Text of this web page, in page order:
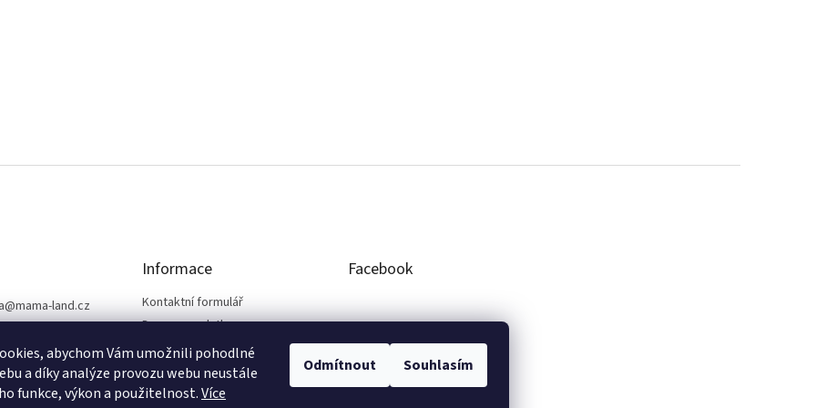
abychom Vám umožnili pohodlné
a díky analýze provozu webu neustále
funkce, výkon a použitelnost.Více
Odmítnout Souhlasím
@mama-land.cz
Informace
Kontaktní formulář
Doprava a platba
Obchodní podmínky
Ochrana osobních údajů
Reklamace a vrácení zboží
Facebook